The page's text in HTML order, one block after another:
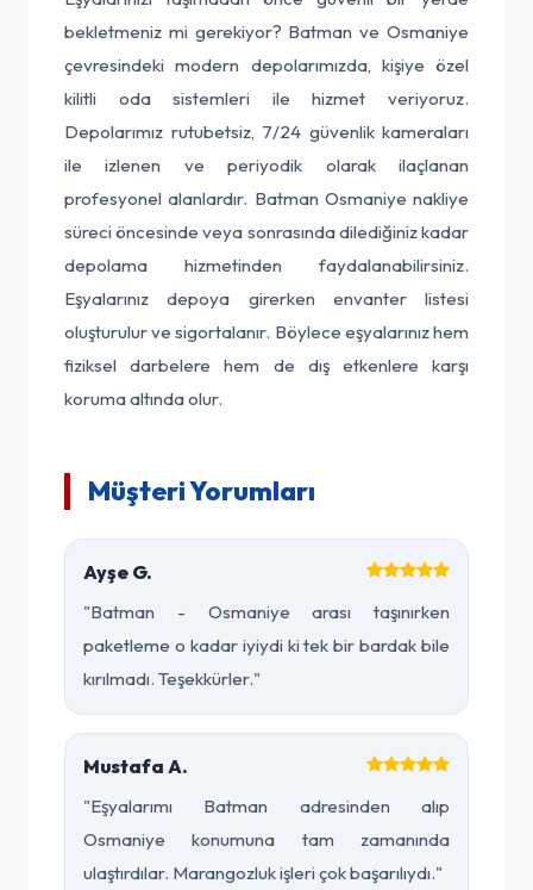
bekletmeniz mi gerekiyor? Batman ve Osmaniye
çevresindeki modern depolarımızda, kişiye özel
kilitli oda sistemleri ile hizmet veriyoruz.
Depolarımız rutubetsiz, 7/24 güvenlik kameraları
ile izlenen ve periyodik olarak ilaçlanan
profesyonel alanlardır. Batman Osmaniye nakliye
süreci öncesinde veya sonrasında dilediğiniz kadar
depolama hizmetinden faydalanabilirsiniz.
Eşyalarınız depoya girerken envanter listesi
oluşturulur ve sigortalanır. Böylece eşyalarınız hem
fiziksel darbelere hem de dış etkenlere karşı
koruma altında olur.
Müşteri Yorumları
Ayşe G.
"Batman - Osmaniye arası taşınırken
paketleme o kadar iyiydi ki tek bir bardak bile
kırılmadı. Teşekkürler."
Mustafa A.
"Eşyalarımı Batman adresinden alıp
Osmaniye konumuna tam zamanında
ulaştırdılar. Marangozluk işleri çok başarılıydı."